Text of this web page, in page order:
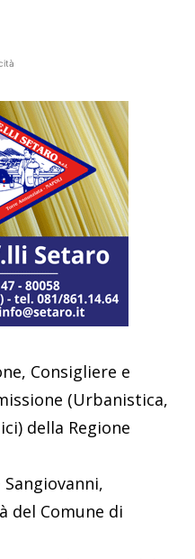
Consigliere e
(Urbanistica,
della Regione
Sangiovanni,
del Comune di